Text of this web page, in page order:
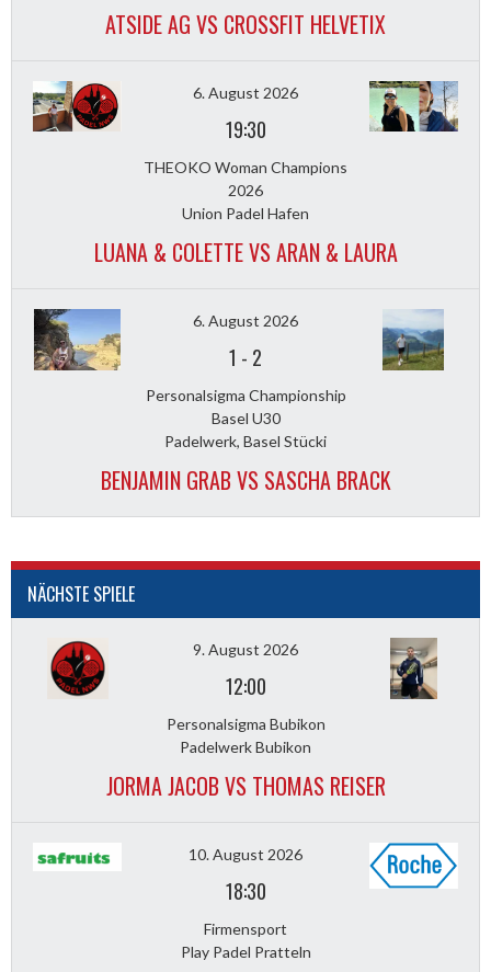
ATSIDE AG VS CROSSFIT HELVETIX
6. August 2026
19:30
THEOKO Woman Champions
2026
Union Padel Hafen
LUANA & COLETTE VS ARAN & LAURA
6. August 2026
1 - 2
Personalsigma Championship
Basel U30
Padelwerk, Basel Stücki
BENJAMIN GRAB VS SASCHA BRACK
NÄCHSTE SPIELE
9. August 2026
12:00
Personalsigma Bubikon
Padelwerk Bubikon
JORMA JACOB VS THOMAS REISER
10. August 2026
18:30
Firmensport
Play Padel Pratteln